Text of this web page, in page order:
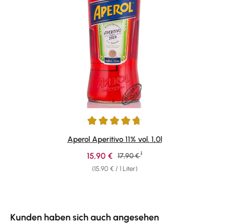
Durchschnittliche Bewertung von 4.87 von 5 Sternen
Aperol Aperitivo 11% vol. 1,0l
(15,90 € / 1 Liter)
Verkaufspreis:
15,90 € Regulärer Preis:
17,90 € 1
Kunden haben sich auch angesehen